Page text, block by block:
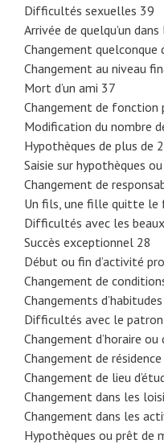
Difficultés sexuelles 39
Arrivée de quelqu’un
Changement quelconque
Changement au niveau
Mort d’un ami 37
Changement de fonction
Modification du nombre
Hypothèques de plus de
Saisie sur hypothèques
Changement de
Un fils, une fille quitte le
Difficultés avec les
Succès exceptionnel 28
Début ou fin d’activité
Changement de
Changements
Difficultés avec le
Changement d’horaire
Changement de
Changement de lieu
Changement dans les
Changement dans les
Hypothèques ou prêt de